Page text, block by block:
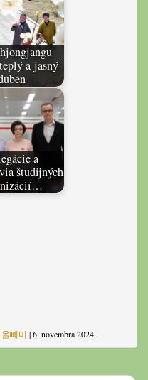
a jasný
a
študijných
올빼미 |6. novembra 2024